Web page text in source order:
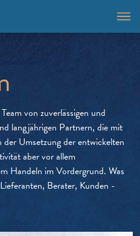
von zuverlässigen und
langjährigen Partnern, die mit
Umsetzung der entwickelten
aber vor allem
Handeln im Vordergrund. Was
Berater, Kunden -